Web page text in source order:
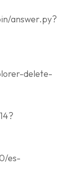
answer.py?
delete-
es-